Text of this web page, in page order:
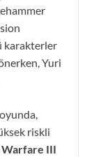
karakterler
Yuri
riskli
III